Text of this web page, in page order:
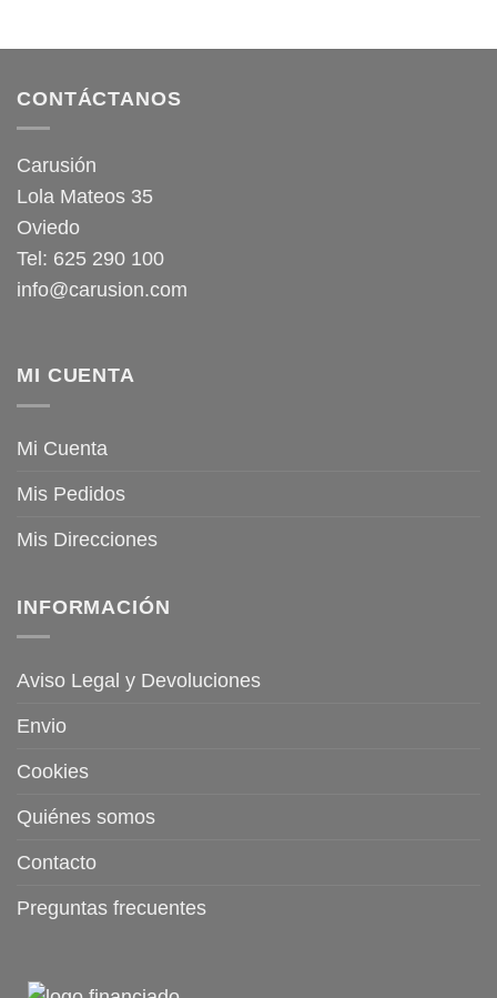
CONTÁCTANOS
Carusión
Lola Mateos 35
Oviedo
Tel: 625 290 100
info@carusion.com
MI CUENTA
Mi Cuenta
Mis Pedidos
Mis Direcciones
INFORMACIÓN
Aviso Legal y Devoluciones
Envio
Cookies
Quiénes somos
Contacto
Preguntas frecuentes